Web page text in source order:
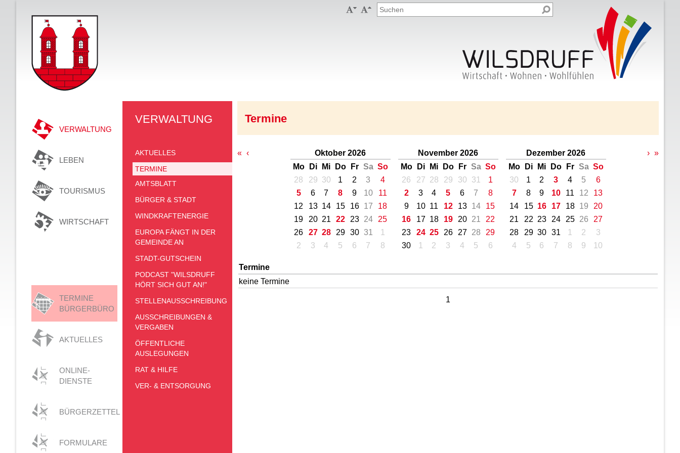
 
VERWALTUNG
LEBEN
TOURISMUS
WIRTSCHAFT
TERMINE
BÜRGERBÜRO
AKTUELLES
ONLINE-
DIENSTE
BÜRGERZETTEL
FORMULARE
VERWALTUNG
AKTUELLES
TERMINE
AMTSBLATT
BÜRGER & STADT
WINDKRAFTENERGIE
EUROPA FÄNGT IN DER
GEMEINDE AN
STADT-GUTSCHEIN
PODCAST "WILSDRUFF
HÖRT SICH GUT AN!"
STELLENAUSSCHREIBUNG
AUSSCHREIBUNGEN &
VERGABEN
ÖFFENTLICHE
AUSLEGUNGEN
RAT & HILFE
VER- & ENTSORGUNG
Termine
« ‹
Oktober 2026
Mo
Di Mi Do Fr Sa So
28
29 30 1 2 3
4
5
6 7 8 9 10
11
12
13 14 15 16 17
18
19
20 21 22 23 24
25
26
27 28 29 30 31
1
2
3 4 5 6 7 8
November 2026
Mo
Di Mi Do Fr Sa So
26
27 28 29 30 31
1
2
3 4 5 6 7
8
9
10 11 12 13 14
15
16
17 18 19 20 21
22
23
24 25 26 27 28
29
30
1 2 3 4 5 6
Dezember 2026
Mo
Di Mi Do Fr Sa So
30
1 2 3 4 5
6
7
8 9 10 11 12
13
14
15 16 17 18 19
20
21
22 23 24 25 26
27
28
29 30 31 1 2
3
4
5 6 7 8 9 10
› »
Termine
keine Termine
1